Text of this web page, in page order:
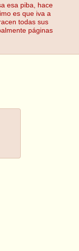
esa piba, hace
es que iva a
todas sus
páginas